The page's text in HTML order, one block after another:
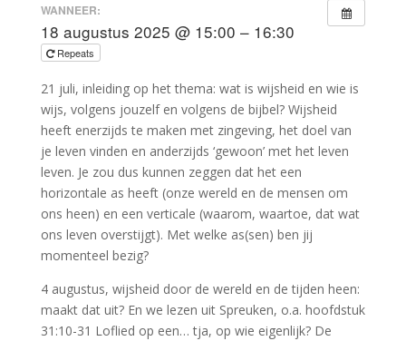
WANNEER:
18 augustus 2025 @ 15:00 – 16:30
Repeats
21 juli, inleiding op het thema: wat is wijsheid en wie is
wijs, volgens jouzelf en volgens de bijbel? Wijsheid
heeft enerzijds te maken met zingeving, het doel van
je leven vinden en anderzijds ‘gewoon’ met het leven
leven. Je zou dus kunnen zeggen dat het een
horizontale as heeft (onze wereld en de mensen om
ons heen) en een verticale (waarom, waartoe, dat wat
ons leven overstijgt). Met welke as(sen) ben jij
momenteel bezig?
4 augustus, wijsheid door de wereld en de tijden heen:
maakt dat uit? En we lezen uit Spreuken, o.a. hoofdstuk
31:10-31 Loflied op een… tja, op wie eigenlijk? De